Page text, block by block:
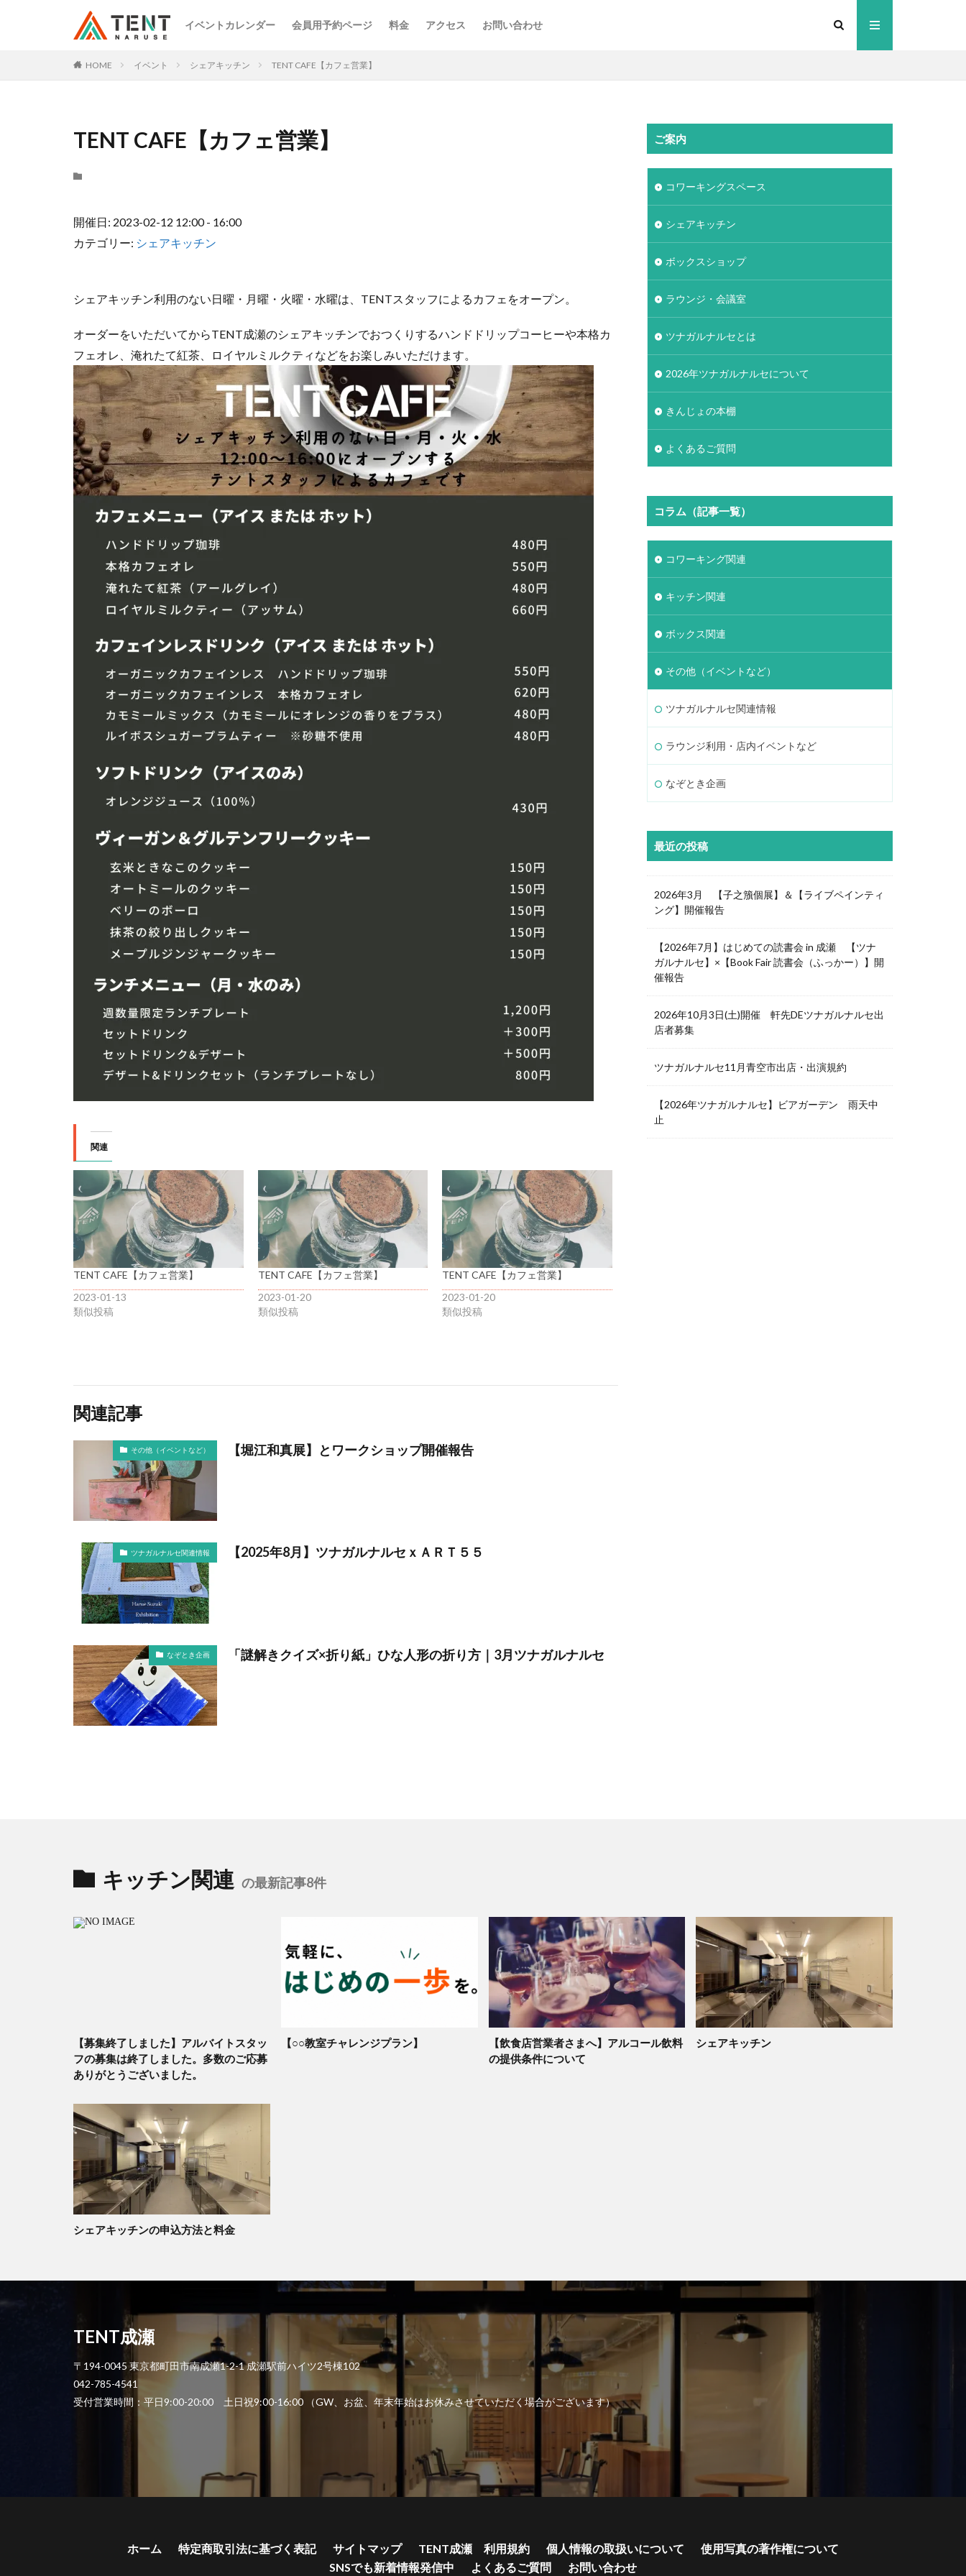
イベントカレンダー 会員用予約ページ 料金 アクセス お問い合わせ
HOME イベント シェアキッチン TENT CAFE【カフェ営業】
TENT CAFE【カフェ営業】
開催日: 2023-02-12 12:00 - 16:00
カテゴリー: シェアキッチン
シェアキッチン利用のない日曜・月曜・火曜・水曜は、TENTスタッフによるカフェをオープン。
オーダーをいただいてからTENT成瀬のシェアキッチンでおつくりするハンドドリップコーヒーや本格カ
フェオレ、淹れたて紅茶、ロイヤルミルクティなどをお楽しみいただけます。
関連
TENT CAFE【カフェ営業】
2023-01-13
類似投稿
TENT CAFE【カフェ営業】
2023-01-20
類似投稿
TENT CAFE【カフェ営業】
2023-01-20
類似投稿
関連記事
その他（イベントなど） 【堀江和真展】とワークショップ開催報告
ツナガルナルセ関連情報 【2025年8月】ツナガルナルセｘＡＲＴ５５
なぞとき企画 「謎解きクイズ×折り紙」ひな人形の折り方｜3月ツナガルナルセ
ご案内
コワーキングスペース
シェアキッチン
ボックスショップ
ラウンジ・会議室
ツナガルナルセとは
2026年ツナガルナルセについて
きんじょの本棚
よくあるご質問
コラム（記事一覧）
コワーキング関連
キッチン関連
ボックス関連
その他（イベントなど）
ツナガルナルセ関連情報
ラウンジ利用・店内イベントなど
なぞとき企画
最近の投稿
2026年3月 【子之籏個展】＆【ライブペインティ
ング】開催報告
【2026年7月】はじめての読書会 in 成瀬 【ツナ
ガルナルセ】×【Book Fair 読書会（ふっかー）】開
催報告
2026年10月3日(土)開催 軒先DEツナガルナルセ出
店者募集
ツナガルナルセ11月青空市出店・出演規約
【2026年ツナガルナルセ】ビアガーデン 雨天中
止
キッチン関連 の最新記事8件
【募集終了しました】アルバイトスタッ
フの募集は終了しました。多数のご応募
ありがとうございました。
【○○教室チャレンジプラン】
【飲食店営業者さまへ】アルコール飲料
の提供条件について
シェアキッチン
シェアキッチンの申込方法と料金
TENT成瀬
〒194-0045 東京都町田市南成瀬1-2-1 成瀬駅前ハイツ2号棟102
042-785-4541
受付営業時間：平日9:00-20:00 土日祝9:00-16:00 （GW、お盆、年末年始はお休みさせていただく場合がございます）
ホーム 特定商取引法に基づく表記 サイトマップ TENT成瀬 利用規約 個人情報の取扱いについて
使用写真の著作権について
SNSでも新着情報発信中
よくあるご質問 お問い合わせ